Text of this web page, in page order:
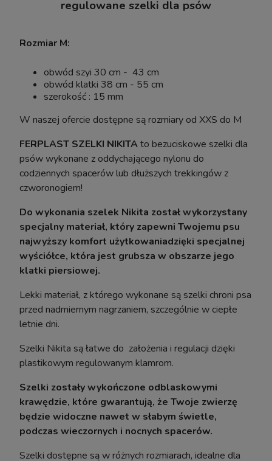
Pinceta Pęseta Prosta Hobby Tool 30cm
13,99 zł
Cena regularna:17,10 zł
Najniższa cena:
powiadom o dostępności
regulowane szelki dla psów
Rozmiar M:
obwód szyi 30 cm - 43 cm
obwód klatki 38 cm - 55 cm
szerokość : 15 mm
W naszej ofercie dostępne są rozmiary od XXS do M
FERPLAST SZELKI NIKITAto bezuciskowe szelki dla
psów wykonane z oddychającego nylonu do
codziennych spacerów lub dłuższych trekkingów z
czworonogiem!
Do wykonania szelek Nikita został wykorzystany
specjalny materiał, który zapewni Twojemu psu
najwyższy komfort użytkowaniadzięki specjalnej
wyściółce, która jest grubsza w obszarze jego
klatki piersiowej.
Lekki materiał, z którego wykonane są szelki chroni psa
przed nadmiernym nagrzaniem, szczególnie w ciepłe
letnie dni.
Szelki Nikita są łatwe do założenia i regulacji dzięki
plastikowym regulowanym klamrom.
Szelki zostały wykończone odblaskowymi
krawędzie, które gwarantują, że Twoje zwierzę
będzie widoczne nawet w słabym świetle,
podczas wieczornych i nocnych spacerów.
Szelki dostępne są w różnych rozmiarach, idealne dla